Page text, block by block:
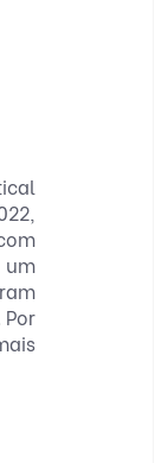
um
Por